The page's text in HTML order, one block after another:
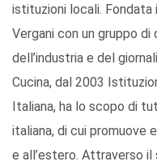
istituzioni locali. Fondata
Vergani con un gruppo
dell’industria e del
Cucina, dal 2003
Italiana, ha lo scopo di
italiana, di cui promuove
e all’estero. Attraverso il